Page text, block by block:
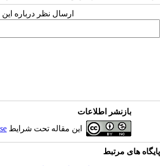
ارسال نظر درباره
بازنشر اطلاعات
این مقاله تحت شرایط
پایگاه های مرتبط